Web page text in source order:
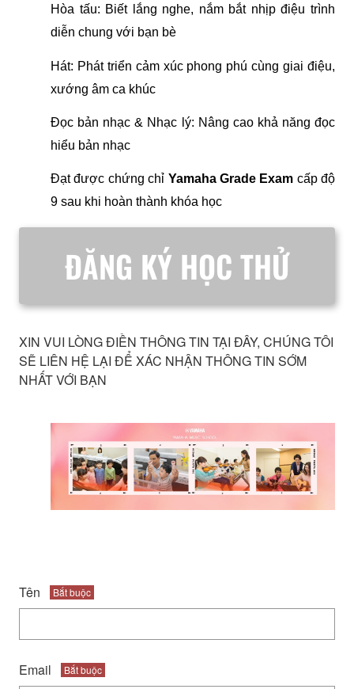
Hòa tấu: Biết lắng nghe, nắm bắt nhịp điệu trình
diễn chung với bạn bè
Hát: Phát triển cảm xúc phong phú cùng giai điệu,
xướng âm ca khúc
Đọc bản nhạc & Nhạc lý: Nâng cao khả năng đọc
hiểu bản nhạc
Đạt được chứng chỉ Yamaha Grade Exam cấp độ
9 sau khi hoàn thành khóa học
ĐĂNG KÝ HỌC THỬ
XIN VUI LÒNG ĐIỀN THÔNG TIN TẠI ĐÂY, CHÚNG TÔI
SẼ LIÊN HỆ LẠI ĐỂ XÁC NHẬN THÔNG TIN SỚM
NHẤT VỚI BẠN
Tên Bắt buộc
Email Bắt buộc